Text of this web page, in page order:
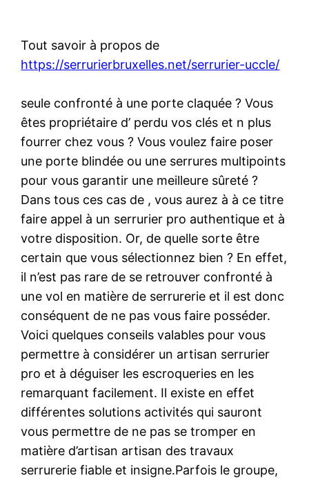
Tout savoir à propos de
https://serrurierbruxelles.net/serrurier-uccle/
seule confronté à une porte claquée ? Vous
êtes propriétaire d’ perdu vos clés et n plus
fourrer chez vous ? Vous voulez faire poser
une porte blindée ou une serrures multipoints
pour vous garantir une meilleure sûreté ?
Dans tous ces cas de , vous aurez à à ce titre
faire appel à un serrurier pro authentique et à
votre disposition. Or, de quelle sorte être
certain que vous sélectionnez bien ? En effet,
il n’est pas rare de se retrouver confronté à
une vol en matière de serrurerie et il est donc
conséquent de ne pas vous faire posséder.
Voici quelques conseils valables pour vous
permettre à considérer un artisan serrurier
pro et à déguiser les escroqueries en les
remarquant facilement. Il existe en effet
différentes solutions activités qui sauront
vous permettre de ne pas se tromper en
matière d’artisan artisan des travaux
serrurerie fiable et insigne.Parfois le groupe,